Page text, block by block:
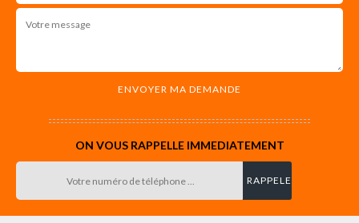
ON VOUS RAPPELLE IMMEDIATEMENT